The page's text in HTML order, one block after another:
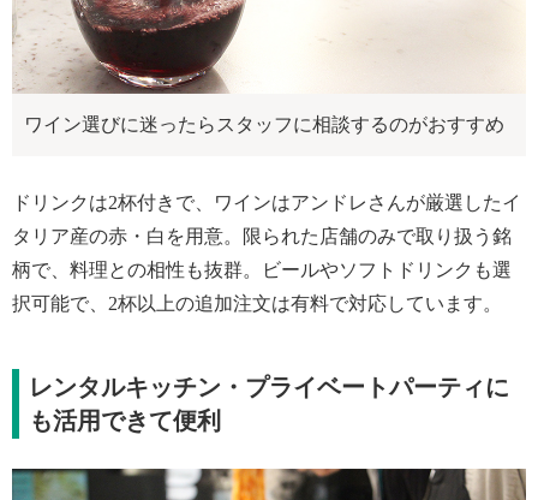
ワイン選びに迷ったらスタッフに相談するのがおすすめ
ドリンクは2杯付きで、ワインはアンドレさんが厳選したイ
タリア産の赤・白を用意。限られた店舗のみで取り扱う銘
柄で、料理との相性も抜群。ビールやソフトドリンクも選
択可能で、2杯以上の追加注文は有料で対応しています。
レンタルキッチン・プライベートパーティに
も活用できて便利